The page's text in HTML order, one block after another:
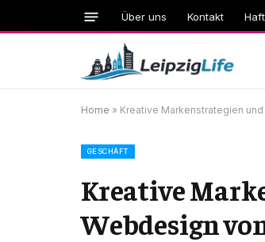
Über uns Kontakt
Home » Kreative Markenstrategien
GESCHÄFT
Kreative
Webdesign